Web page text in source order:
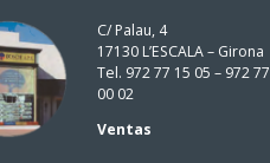
C/ Palau, 4
17130 L’ESCALA – Girona
Tel. 972 77 15 05 – 972 77
00 02
Ventas